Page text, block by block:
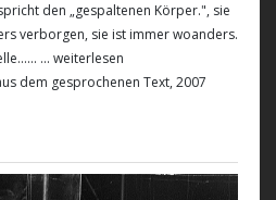
den „gespaltenen Körper.", sie
verborgen, sie ist immer woanders.
... weiterlesen
dem gesprochenen Text, 2007